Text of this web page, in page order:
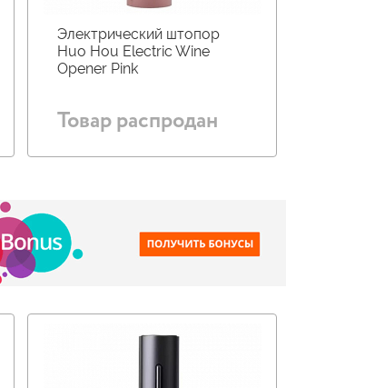
Электрический штопор
Huo Hou Electric Wine
Opener Pink
Товар распродан